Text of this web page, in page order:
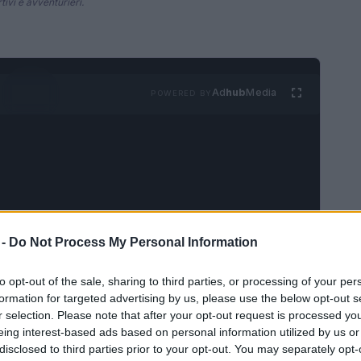
Do Not Process My Personal Information
opt-out of the sale, sharing to third parties, or processing of your
for targeted advertising by us, please use the below opt-out
selection. Please note that after your opt-out request is processed
interest-based ads based on personal information utilized by us
to third parties prior to your opt-out. You may separately
AdhubMedia
smartwatch di lusso
corre spesso ai marchi di alta gamma come
valide e accessibili, come ilTicWatch Pro
a un prezzo promozionale di